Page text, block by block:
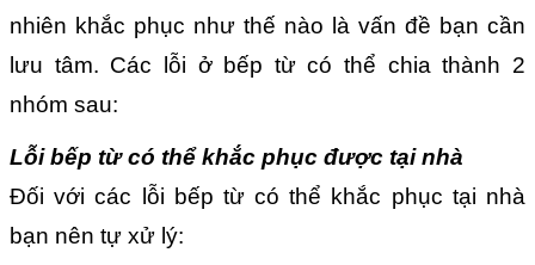
nhiên khắc phục như thế nào là vấn đề bạn cần
lưu tâm. Các lỗi ở bếp từ có thể chia thành 2
nhóm sau:
Lỗi bếp từ có thể khắc phục được tại nhà
Đối với các lỗi bếp từ có thể khắc phục tại nhà
bạn nên tự xử lý: